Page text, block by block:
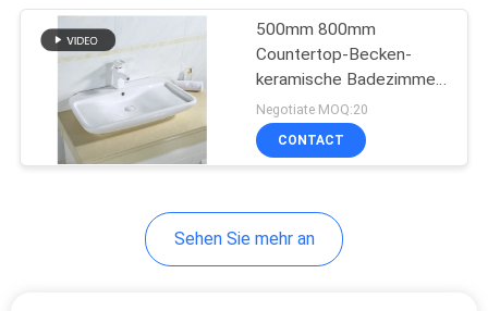
Ada-
Komforthöhentoilette
Wand gehangene
500mm 800mm
Countertop-Becken-
keramische Badezimmer-
Wanne 30 x 18 31 x 19
31 x 22
Negotiate MOQ:20
CONTACT
Sehen Sie mehr an